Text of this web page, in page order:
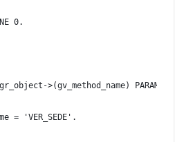
0.
>(gv_method_name)
= 'VER_SEDE'.